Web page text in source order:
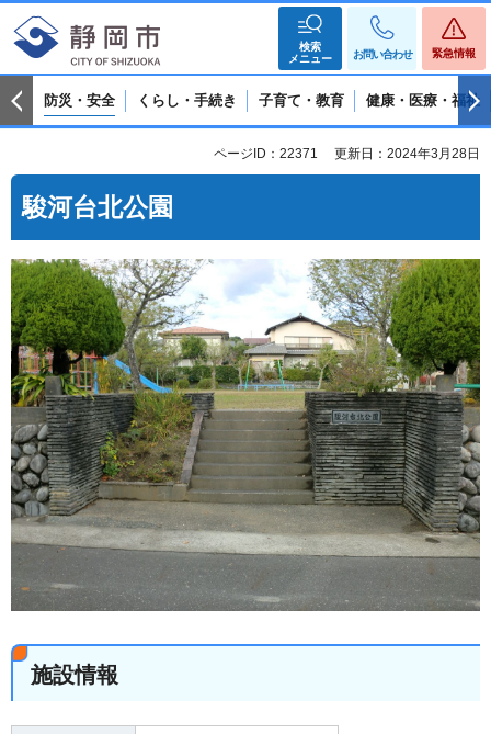
検索
メニュー
お問い合わせ 緊急情報
防災・安全 くらし・手続き 子育て・教育 健康・医療・福祉
ページID：22371 更新日：2024年3月28日
駿河台北公園
施設情報